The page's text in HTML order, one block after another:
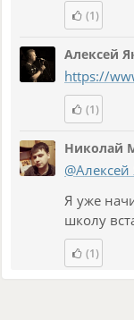
(1)
Алексей
https://
(1)
Николай
Я уже
школу
(1)